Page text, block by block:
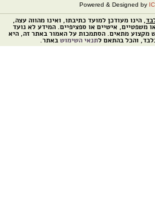
Powered & Designed by
, הינו מעודכן למועד כתיבתו, ואינו מהווה עצה,
משפטיים, אישיים או ספציפיים. המידע לא נועד
מקצוע מתאים. הסתמכות על האמור באתר זה, היא
והכל בהתאם לתנאי השימוש באתר.